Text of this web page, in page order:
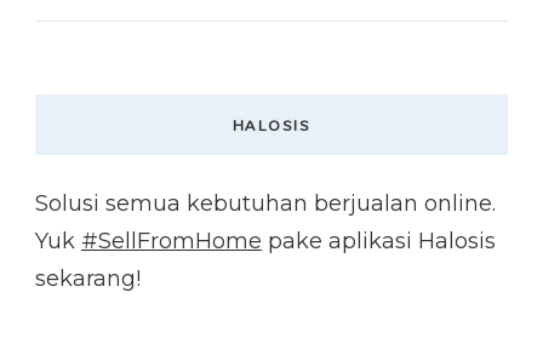
HALOSIS
Solusi semua kebutuhan berjualan online.
Yuk #SellFromHome pake aplikasi Halosis
sekarang!